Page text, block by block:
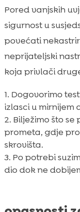
Pored vanjskih
sigurnost u
povećati
neprijateljski
koja privlači
Dogovorimo
izlasci u mirnijem
Bilježimo što se
prometa, gdje
skrovišta.
Po potrebi
dio dok ne